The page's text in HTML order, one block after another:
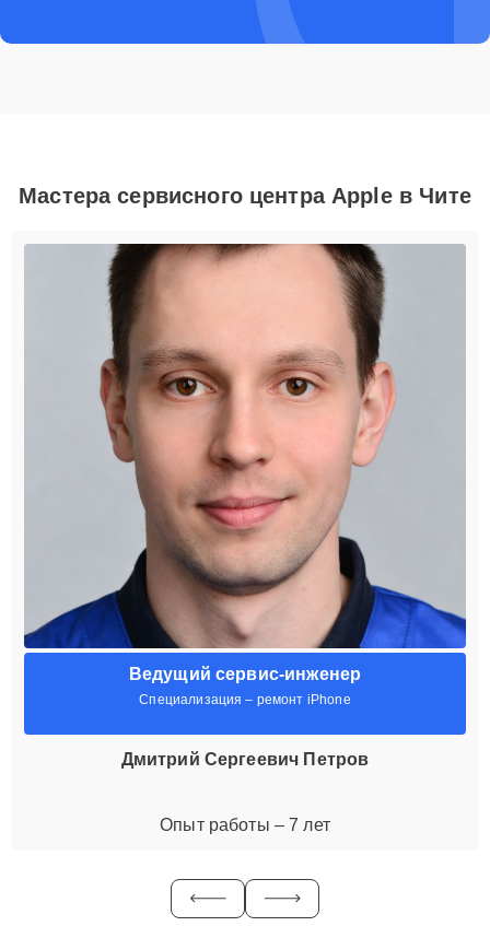
Мастера сервисного центра Apple в Чите
Ведущий сервис-инженер
Специализация – ремонт iPhone
Дмитрий Сергеевич Петров
Опыт работы – 7 лет